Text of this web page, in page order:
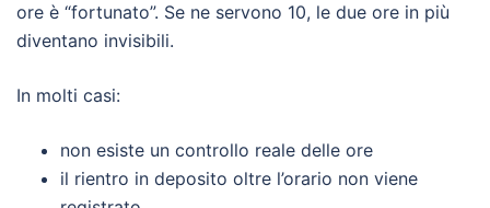
ore è “fortunato”. Se ne servono 10, le due ore in più
diventano invisibili.
In molti casi:
non esiste un controllo reale delle ore
il rientro in deposito oltre l’orario non viene